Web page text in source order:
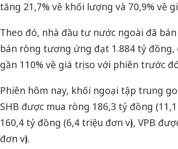
tăng 21,7% về khối lượng và 70,9% về
Theo đó, nhà đầu tư nước ngoài đã
bán ròng tương ứng đạt 1.884 tỷ
gần 110% về giá trị so với phiên trước
Phiên hôm nay, khối ngoại tập trung
SHB được mua ròng 186,3 tỷ đồng
160,4 tỷ đồng (6,4 triệu đơn vị), VPB
đơn vị).